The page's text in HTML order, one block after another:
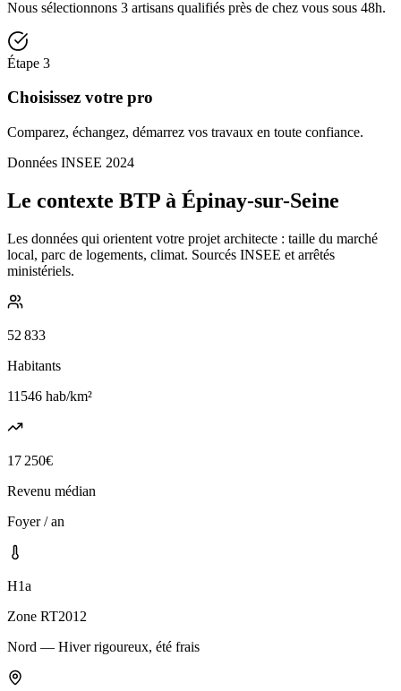
Nous sélectionnons 3 artisans qualifiés près de chez vous sous 48h.
Étape 3
Choisissez votre pro
Comparez, échangez, démarrez vos travaux en toute confiance.
Données INSEE 2024
Le contexte BTP à Épinay-sur-Seine
Les données qui orientent votre projet architecte : taille du marché
local, parc de logements, climat. Sourcés INSEE et arrêtés
ministériels.
52 833
Habitants
11546 hab/km²
17 250€
Revenu médian
Foyer / an
H1a
Zone RT2012
Nord — Hiver rigoureux, été frais